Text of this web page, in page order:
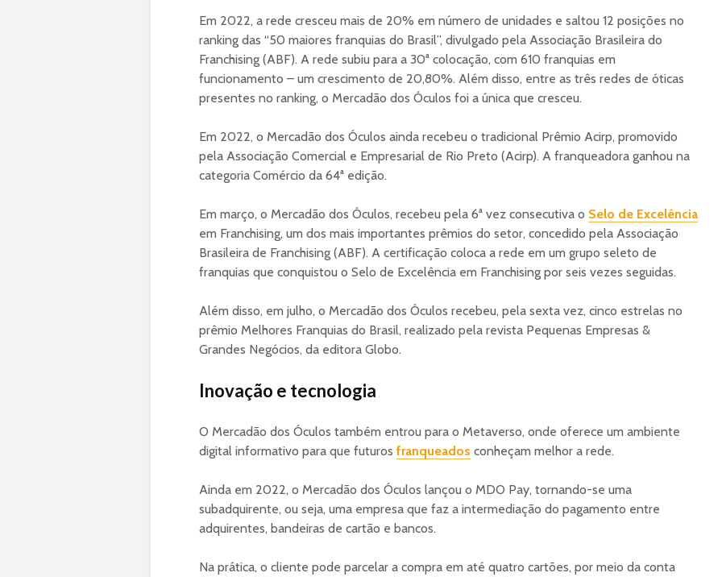
Em 2022, a rede cresceu mais de 20% em número de unidades e saltou 12 posições no
ranking das “50 maiores franquias do Brasil”, divulgado pela Associação Brasileira do
Franchising (ABF). A rede subiu para a 30ª colocação, com 610 franquias em
funcionamento – um crescimento de 20,80%. Além disso, entre as três redes de óticas
presentes no ranking, o Mercadão dos Óculos foi a única que cresceu.
Em 2022, o Mercadão dos Óculos ainda recebeu o tradicional Prêmio Acirp, promovido
pela Associação Comercial e Empresarial de Rio Preto (Acirp). A franqueadora ganhou na
categoria Comércio da 64ª edição.
Em março, o Mercadão dos Óculos, recebeu pela 6ª vez consecutiva o Selo de Excelência
em Franchising, um dos mais importantes prêmios do setor, concedido pela Associação
Brasileira de Franchising (ABF). A certificação coloca a rede em um grupo seleto de
franquias que conquistou o Selo de Excelência em Franchising por seis vezes seguidas.
Além disso, em julho, o Mercadão dos Óculos recebeu, pela sexta vez, cinco estrelas no
prêmio Melhores Franquias do Brasil, realizado pela revista Pequenas Empresas &
Grandes Negócios, da editora Globo.
Inovação e tecnologia
O Mercadão dos Óculos também entrou para o Metaverso, onde oferece um ambiente
digital informativo para que futuros franqueados conheçam melhor a rede.
Ainda em 2022, o Mercadão dos Óculos lançou o MDO Pay, tornando-se uma
subadquirente, ou seja, uma empresa que faz a intermediação do pagamento entre
adquirentes, bandeiras de cartão e bancos.
Na prática, o cliente pode parcelar a compra em até quatro cartões, por meio da conta